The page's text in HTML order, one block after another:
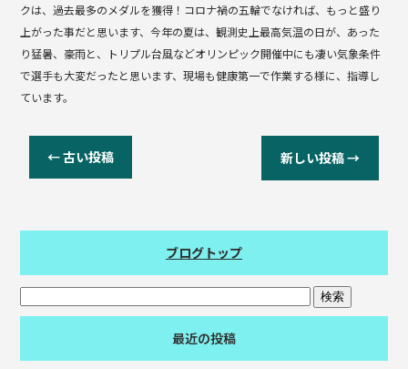
クは、過去最多のメダルを獲得！コロナ禍の五輪でなければ、もっと盛り
上がった事だと思います、今年の夏は、観測史上最高気温の日が、あった
り猛暑、豪雨と、トリプル台風などオリンピック開催中にも凄い気象条件
で選手も大変だったと思います、現場も健康第一で作業する様に、指導し
ています。
←古い投稿 新しい投稿→
ブログトップ
最近の投稿